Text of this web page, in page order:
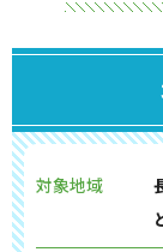
対象地域